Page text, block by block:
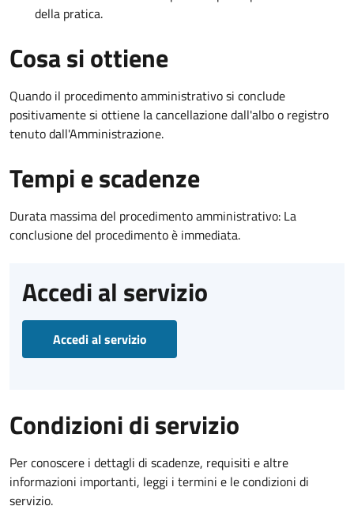
della pratica.
Cosa si ottiene
Quando il procedimento amministrativo si conclude
positivamente si ottiene la cancellazione dall'albo o registro
tenuto dall'Amministrazione.
Tempi e scadenze
Durata massima del procedimento amministrativo: La
conclusione del procedimento è immediata.
Accedi al servizio
Accedi al servizio
Condizioni di servizio
Per conoscere i dettagli di scadenze, requisiti e altre
informazioni importanti, leggi i termini e le condizioni di
servizio.